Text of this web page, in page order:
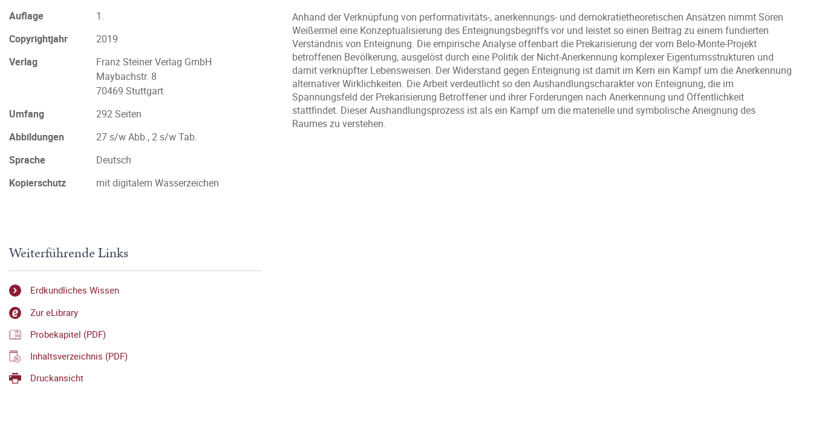
Anhand der Verknüpfung von performativitäts-, anerkennungs- und demokratietheoretischen Ansätzen nimmt Sören
Weißermel eine Konzeptualisierung des Enteignungsbegriffs vor und leistet so einen Beitrag zu einem fundierten
Verständnis von Enteignung. Die empirische Analyse offenbart die Prekarisierung der vom Belo-Monte-Projekt
betroffenen Bevölkerung, ausgelöst durch eine Politik der Nicht-Anerkennung komplexer Eigentumsstrukturen und
damit verknüpfter Lebensweisen. Der Widerstand gegen Enteignung ist damit im Kern ein Kampf um die Anerkennung
alternativer Wirklichkeiten. Die Arbeit verdeutlicht so den Aushandlungscharakter von Enteignung, die im
Spannungsfeld der Prekarisierung Betroffener und ihrer Forderungen nach Anerkennung und Öffentlichkeit
stattfindet. Dieser Aushandlungsprozess ist als ein Kampf um die materielle und symbolische Aneignung des
Raumes zu verstehen.
Auflage
1.
Copyrightjahr
2019
Verlag
Franz Steiner Verlag GmbH
Maybachstr. 8
70469 Stuttgart
Umfang
292 Seiten
Abbildungen
27 s/w Abb., 2 s/w Tab.
Sprache
Deutsch
Kopierschutz
mit digitalem Wasserzeichen
Weiterführende Links
Erdkundliches Wissen
Zur eLibrary
Probekapitel (PDF)
Inhaltsverzeichnis (PDF)
Druckansicht